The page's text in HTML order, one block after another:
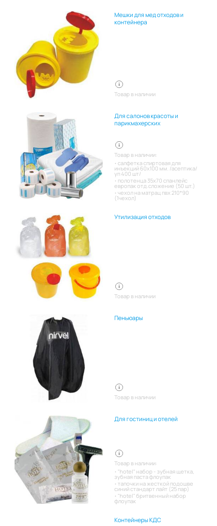
Мешки для мед отходов и
контейнера
Товар в наличии
Для салонов красоты и
парикмахерских
Товар в наличии:
салфетка спиртовая для
инъекций 60х100 мм. /асептика/
уп 400 шт/
полотенца 35х70 спанлейс
европак отд.сложение (50 шт.)
чехол на матрац пвх 210*90
(1чехол)
Утилизация отходов
Товар в наличии
Пеньюары
Товар в наличии
Для гостиниц и отелей
Товар в наличии:
"hotel" набор - зубная щетка,
зубная паста флоупак
тапочки на жесткой подошве
синий стандарт лайт (25 пар)
"hotel" бритвенный набор
флоупак
Контейнеры КДС